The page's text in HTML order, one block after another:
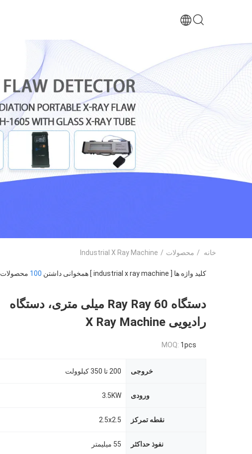
خانه / محصولات /
Industrial X Ray Machine
کلید واژه ها [ industrial x ray machine ] همخوانی داشتن 100 محصولات.
دستگاه Ray Ray 60 میلی متری، دستگاه
رادیویی X Ray Machine
MOQ: 1pcs
خروجی 200 تا 350 کیلوولت
ورودی 3.5KW
نقطه تمرکز 2.5x2.5
نفوذ حداکثر 55 میلیمتر